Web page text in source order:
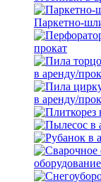
Паркетно-
прокат
в аренду/
в аренду/